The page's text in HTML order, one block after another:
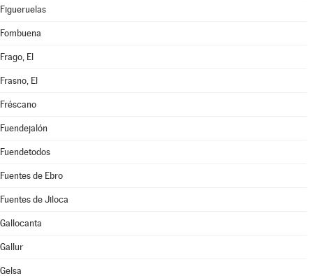
Figueruelas
Fombuena
Frago, El
Frasno, El
Fréscano
Fuendejalón
Fuendetodos
Fuentes de Ebro
Fuentes de Jiloca
Gallocanta
Gallur
Gelsa